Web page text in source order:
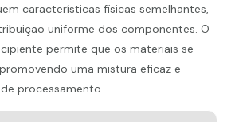
características físicas semelhantes,
uniforme dos componentes. O
permite que os materiais se
uma mistura eficaz e
processamento.